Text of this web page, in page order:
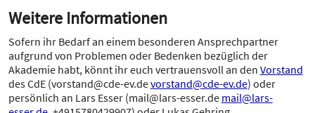
Weitere Informationen
Sofern ihr Bedarf an einem besonderen Ansprechpartner
aufgrund von Problemen oder Bedenken bezüglich der
Akademie habt, könnt ihr euch vertrauensvoll an den Vorstand
des CdE (vorstand@cde-ev.devorstand@cde-ev.de) oder
persönlich an Lars Esser (mail@lars-esser.de mail@lars-